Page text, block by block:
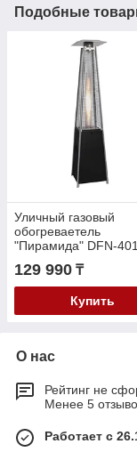
Подобные
Уличный газовый
обогреваетель
"Пирамида" DFN-401
129 990 ₸
Купить
О нас
Рейтинг не
Менее 5
Работает с